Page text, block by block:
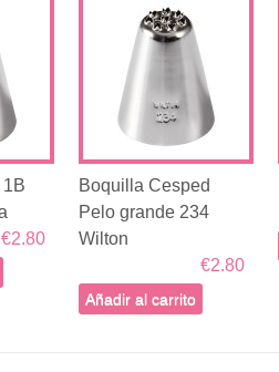
€2.80
Boquilla Cesped
Pelo grande 234
Wilton
€2.80
Añadir al carrito